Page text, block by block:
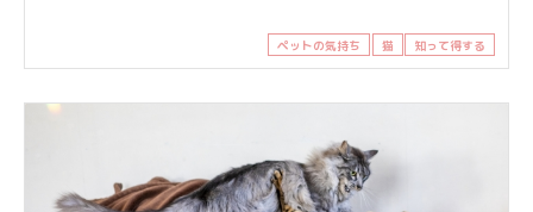
ペットの気持ち 猫 知って得する